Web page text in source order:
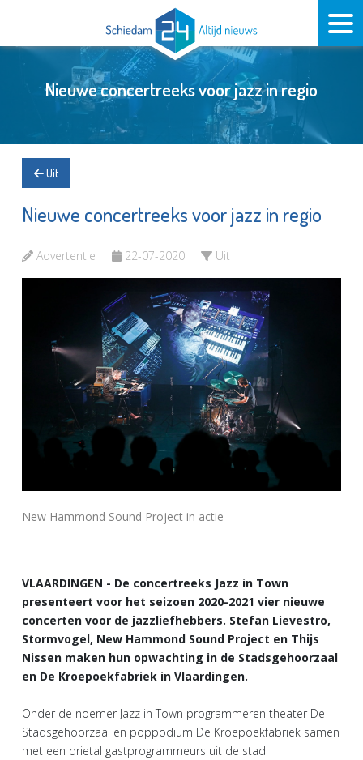
Nieuwe concertreeks voor jazz in regio
Uit
Nieuwe concertreeks voor jazz in regio
Advertentie 22-07-2020 Uit
New Hammond Sound Project in actie
VLAARDINGEN - De concertreeks Jazz in Town
presenteert voor het seizoen 2020-2021 vier nieuwe
concerten voor de jazzliefhebbers. Stefan Lievestro,
Stormvogel, New Hammond Sound Project en Thijs
Nissen maken hun opwachting in de Stadsgehoorzaal
en De Kroepoekfabriek in Vlaardingen.
Onder de noemer Jazz in Town programmeren theater De
Stadsgehoorzaal en poppodium De Kroepoekfabriek samen
met een drietal gastprogrammeurs uit de stad